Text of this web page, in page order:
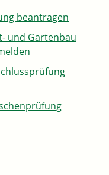
beantragen
und Gartenbau